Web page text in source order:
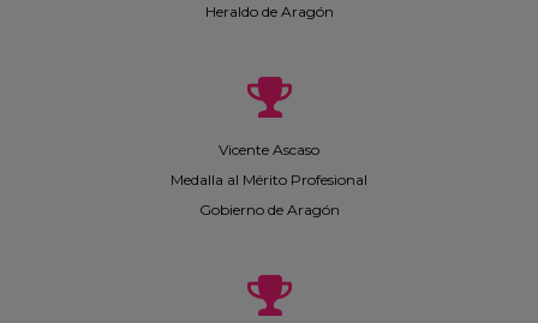
Heraldo de Aragón
Vicente Ascaso
Medalla al Mérito Profesional
Gobierno de Aragón